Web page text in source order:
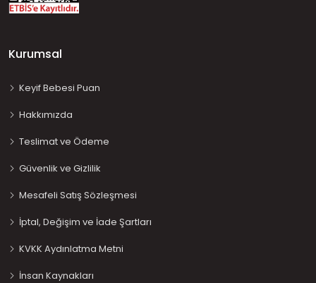
Kurumsal
Keyif Bebesi Puan
Hakkımızda
Teslimat ve Ödeme
Güvenlik ve Gizlilik
Mesafeli Satış Sözleşmesi
İptal, Değişim ve İade Şartları
KVKK Aydınlatma Metni
İnsan Kaynakları